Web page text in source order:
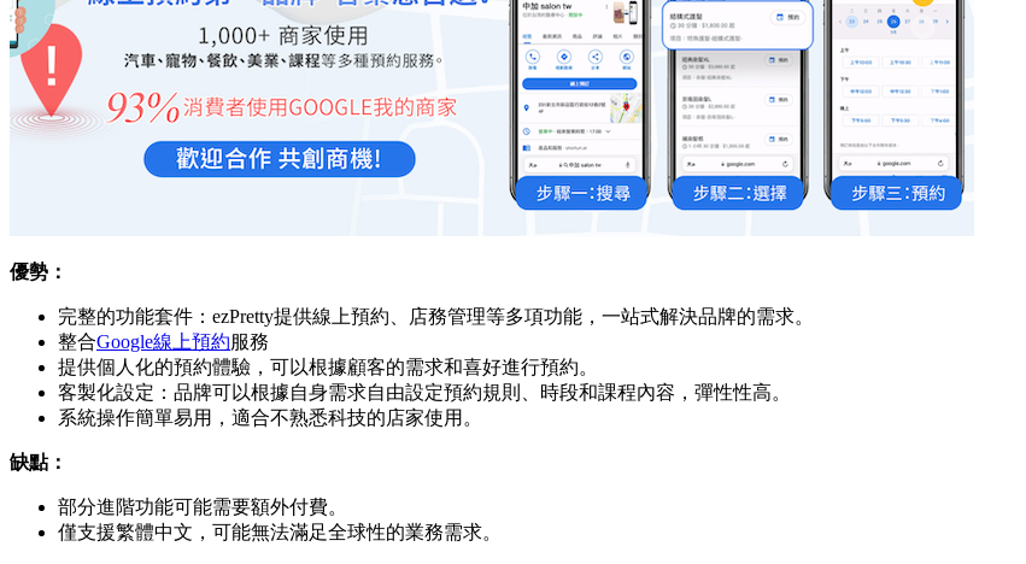
優勢：
完整的功能套件：ezPretty提供線上預約、店務管理等多項功能，一站式解決品牌的需求。
整合Google線上預約服務
提供個人化的預約體驗，可以根據顧客的需求和喜好進行預約。
客製化設定：品牌可以根據自身需求自由設定預約規則、時段和課程內容，彈性性高。
系統操作簡單易用，適合不熟悉科技的店家使用。
缺點：
部分進階功能可能需要額外付費。
僅支援繁體中文，可能無法滿足全球性的業務需求。